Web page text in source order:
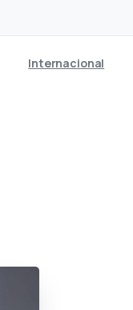
Internacional